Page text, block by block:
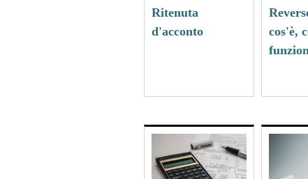
Ritenuta
d'acconto
cos'è,